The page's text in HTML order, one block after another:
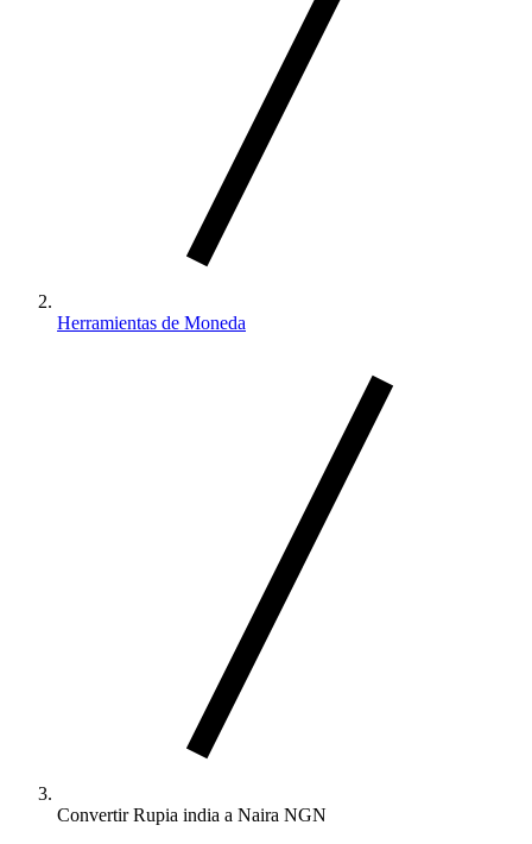
Herramientas de Moneda
Convertir Rupia india a Naira NGN